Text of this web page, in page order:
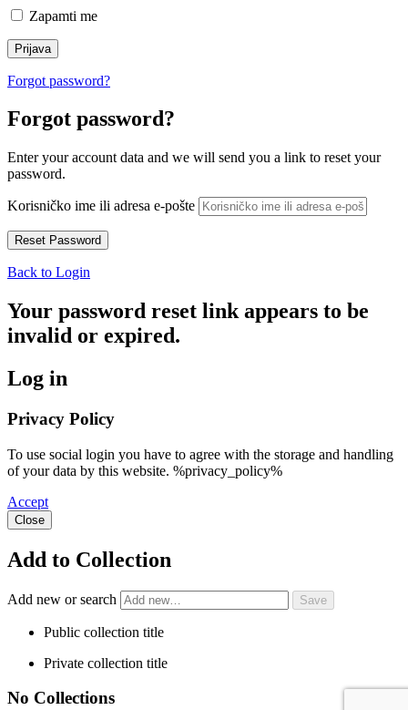
Zapamti me
Forgot password?
Forgot password?
Enter your account data and we will send you a link to reset your
password.
Korisničko ime ili adresa e-pošte
Back to Login
Your password reset link appears to be
invalid or expired.
Log in
Privacy Policy
To use social login you have to agree with the storage and handling
of your data by this website. %privacy_policy%
Accept
Close
Add to Collection
Add new or search
Public collection title
Private collection title
No Collections